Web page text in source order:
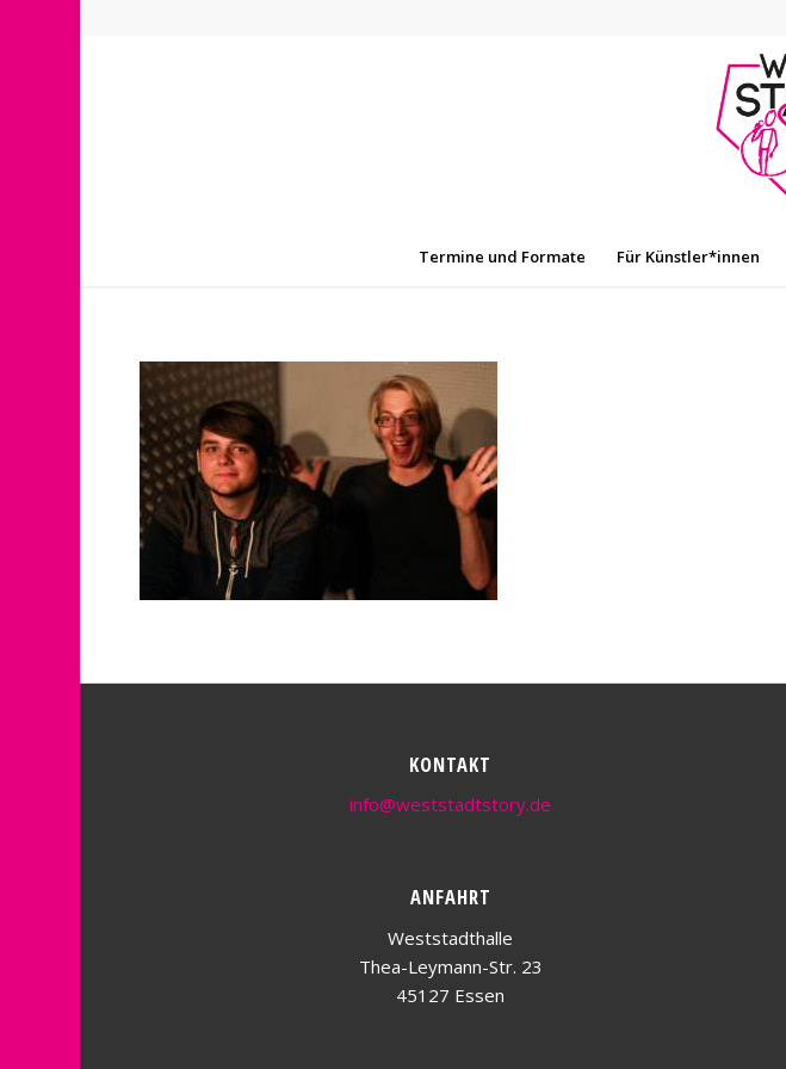
Termine und Formate Für Künstler*innen
KONTAKT
info@weststadtstory.de
ANFAHRT
Weststadthalle
Thea-Leymann-Str. 23
45127 Essen